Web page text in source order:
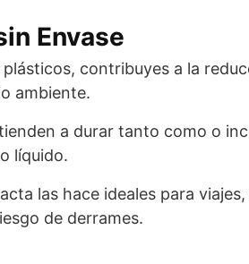
Envase
contribuyes a la
ambiente.
a durar tanto como o
líquido.
las hace ideales para
de derrames.